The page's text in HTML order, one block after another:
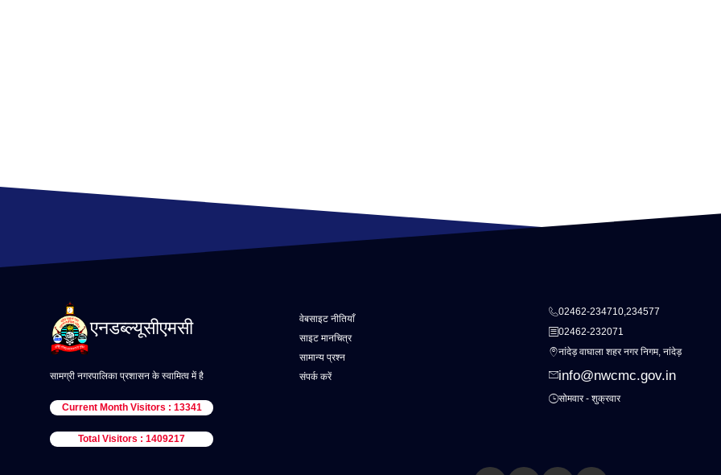
एनडब्ल्यूसीएमसी
सामग्री नगरपालिका प्रशासन के स्वामित्व में है
Current Month Visitors : 13341
Total Visitors : 1409217
वेबसाइट नीतियाँ
साइट मानचित्र
सामान्य प्रश्न
संपर्क करें
02462-234710,234577
02462-232071
नांदेड़ वाघाला शहर नगर निगम, नांदेड़
info@nwcmc.gov.in
सोमवार - शुक्रवार